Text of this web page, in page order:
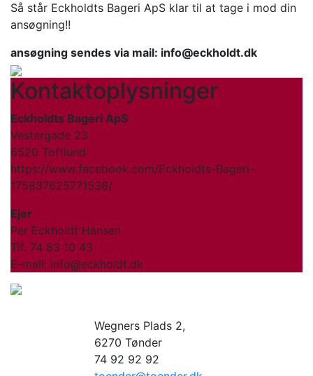
Så står Eckholdts Bageri ApS klar til at tage i mod din
ansøgning!!
ansøgning sendes via mail: info@eckholdt.dk
Kontaktoplysninger
Eckholdts Bageri ApS
Vestergade 23
6520 Toftlund
https://www.facebook.com/Eckholdts-Bageri-
175837625771538/
Ejer
Per Eckholdt Hansen
Tlf. 74 83 10 43
E-mail: info@eckholdt.dk
Wegners Plads 2,
6270 Tønder
74 92 92 92